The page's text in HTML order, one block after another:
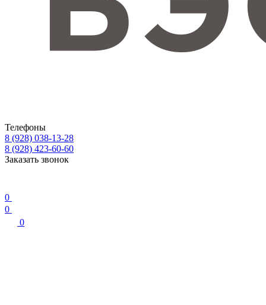
Телефоны
8 (928) 038-13-28
8 (928) 423-60-60
Заказать звонок
0
0
0